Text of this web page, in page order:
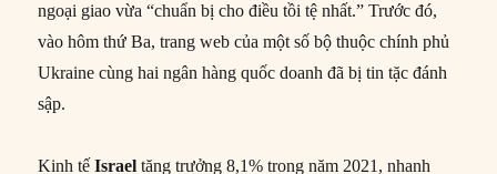
ngoại giao vừa “chuẩn bị cho điều tồi tệ nhất.” Trước đó,
vào hôm thứ Ba, trang web của một số bộ thuộc chính phủ
Ukraine cùng hai ngân hàng quốc doanh đã bị tin tặc đánh
sập.
Kinh tếIsrael tăng trưởng 8,1% trong năm 2021, nhanh